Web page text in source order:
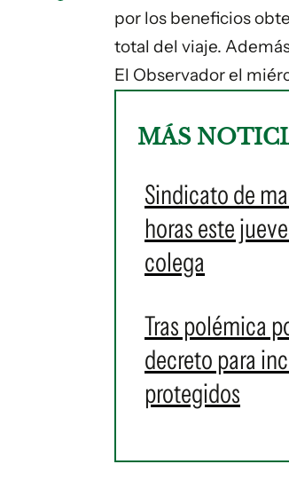
por los beneficios
total del viaje.
El Observador el
MÁS
Sindicato de
horas este
colega
Tras polémica
decreto para
protegidos